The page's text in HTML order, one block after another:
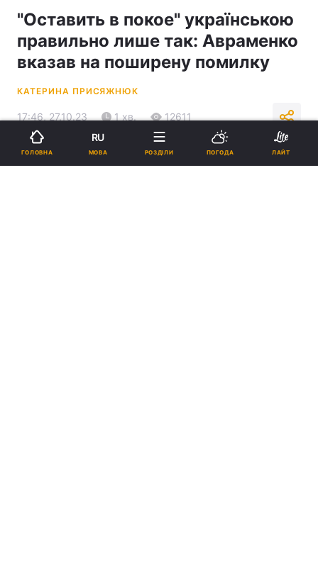
"Оставить в покое" українською
правильно лише так: Авраменко
вказав на поширену помилку
КАТЕРИНА ПРИСЯЖНЮК
17:46, 27.10.23 1 хв. 12611
Підпишіться на нас в Google
ГОЛОВНА
RU
МОВА РОЗДІЛИ ПОГОДА ЛАЙТ